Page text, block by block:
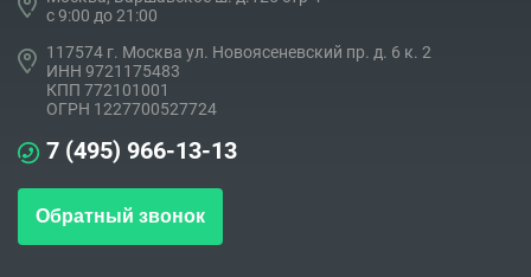
c 9:00 до 21:00
117574 г. Москва ул. Новоясеневский пр. д. 6 к. 2
ИНН 9721175483
КПП 772101001
ОГРН 1227700527724
7 (495) 966-13-13
Обратный звонок